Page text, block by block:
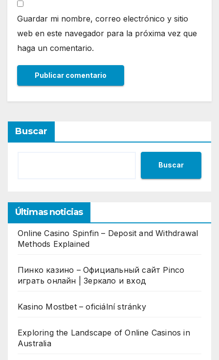
Guardar mi nombre, correo electrónico y sitio
web en este navegador para la próxima vez que
haga un comentario.
Buscar
Buscar
Últimas noticias
Online Casino Spinfin – Deposit and Withdrawal
Methods Explained
Пинко казино – Официальный сайт Pinco
играть онлайн | Зеркало и вход
Kasino Mostbet – oficiální stránky
Exploring the Landscape of Online Casinos in
Australia